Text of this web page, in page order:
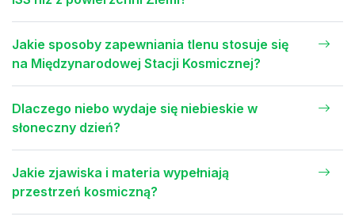
Jakie sposoby zapewniania tlenu stosuje się
na Międzynarodowej Stacji Kosmicznej?
Dlaczego niebo wydaje się niebieskie w
słoneczny dzień?
Jakie zjawiska i materia wypełniają
przestrzeń kosmiczną?